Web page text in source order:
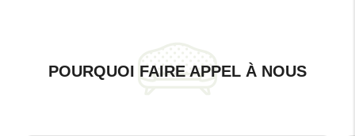
POURQUOI FAIRE APPEL À NOUS